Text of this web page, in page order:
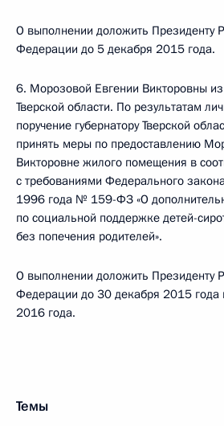
О выполнении доложить Президенту
Федерации до 5 декабря 2015 года.
6. Морозовой Евгении Викторовны из
Тверской области. По результатам
поручение губернатору Тверской
принять меры по предоставлению
Викторовне жилого помещения в
с требованиями Федерального
1996 года № 159-ФЗ «О
по социальной поддержке детей-
без попечения родителей».
О выполнении доложить Президенту
Федерации до 30 декабря 2015 года
2016 года.
Темы